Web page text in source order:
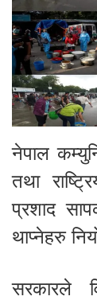
नेपाल
तथा
प्रशाद
थाप्नेहरु
सरकारले